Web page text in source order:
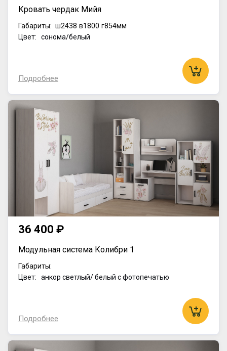
Кровать чердак Мийя
Габариты: ш2438 в1800 г854мм
Цвет: сонома/белый
Подробнее
36 400 ₽
Модульная система Колибри 1
Габариты:
Цвет: анкор светлый/ белый с фотопечатью
Подробнее